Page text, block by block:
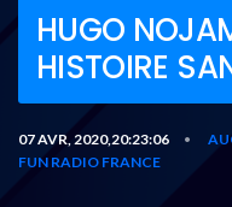
HUGO
HISTOIRE
07 AVR, 2020,20:23:06 •
FUN RADIO FRANCE